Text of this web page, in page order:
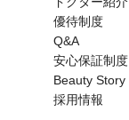
優待制度
Q&A
安心保証制度
Beauty Story
採用情報